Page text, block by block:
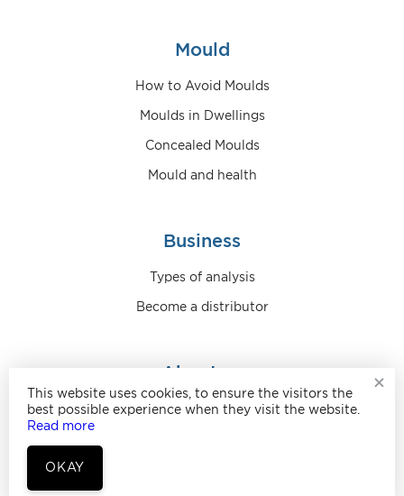
Mould
How to Avoid Moulds
Moulds in Dwellings
Concealed Moulds
Mould and health
Business
Types of analysis
Become a distributor
About us
Who are we?
+
This website uses cookies, to ensure the visitors the
best possible experience when they visit the website.
Read more
OKAY